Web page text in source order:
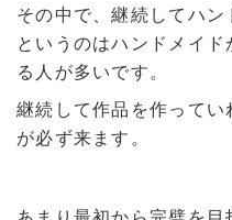
その中で、継続してハ
というのはハンドメイ
る人が多いです。
継続して作品を作ってい
が必ず来ます。